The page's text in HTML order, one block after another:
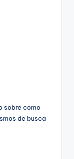
sobre como
de busca